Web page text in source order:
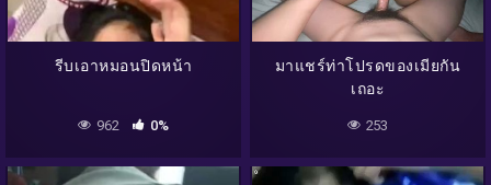
รีบเอาหมอนปิดหน้า
962 0%
มาแชร์ท่าโปรดของเมียกัน
เถอะ
253